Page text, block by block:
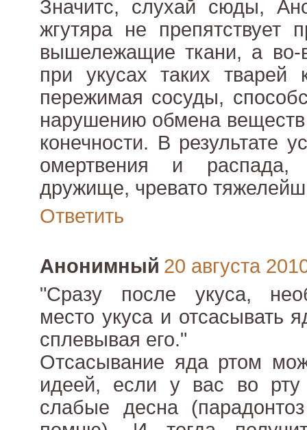
Значитс, слухай сюды,
жгутяра не препятствует
вышележащие ткани, а во-
при укусах таких тварей
пережимая сосуды,
нарушению обмена
конечности. В результате
омертвения и
дружище, чревато
Ответить
Анонимный 20 августа
"Сразу после укуса,
место укуса и отсасывать
сплевывая его."
Отсасывание яда ртом
идеей, если у вас во
слабые десна